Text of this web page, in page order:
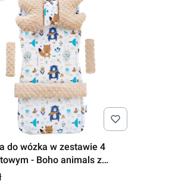
do wózka w zestawie 4
- Boho animals z
Minky